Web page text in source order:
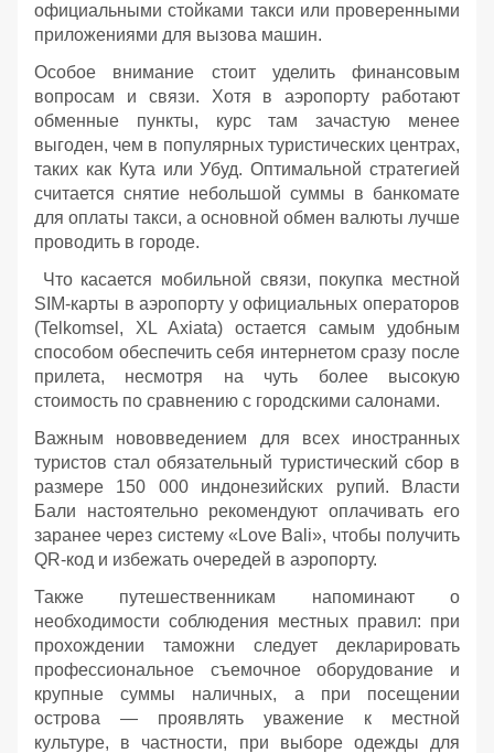
официальными стойками такси или проверенными
приложениями для вызова машин.
Особое внимание стоит уделить финансовым
вопросам и связи. Хотя в аэропорту работают
обменные пункты, курс там зачастую менее
выгоден, чем в популярных туристических центрах,
таких как Кута или Убуд. Оптимальной стратегией
считается снятие небольшой суммы в банкомате
для оплаты такси, а основной обмен валюты лучше
проводить в городе.
Что касается мобильной связи, покупка местной
SIM-карты в аэропорту у официальных операторов
(Telkomsel, XL Axiata) остается самым удобным
способом обеспечить себя интернетом сразу после
прилета, несмотря на чуть более высокую
стоимость по сравнению с городскими салонами.
Важным нововведением для всех иностранных
туристов стал обязательный туристический сбор в
размере 150 000 индонезийских рупий. Власти
Бали настоятельно рекомендуют оплачивать его
заранее через систему «Love Bali», чтобы получить
QR-код и избежать очередей в аэропорту.
Также путешественникам напоминают о
необходимости соблюдения местных правил: при
прохождении таможни следует декларировать
профессиональное съемочное оборудование и
крупные суммы наличных, а при посещении
острова — проявлять уважение к местной
культуре, в частности, при выборе одежды для